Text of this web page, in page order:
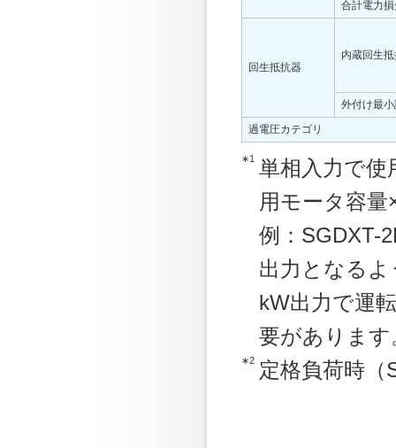
合計電力損
回生抵抗器
内蔵回生
外付け最
過電圧カテゴリ
∗1
単相入力で使
用モータ容
例：SGDXT-
出力となる
kW出力で運
要があります
∗2 定格負荷時（